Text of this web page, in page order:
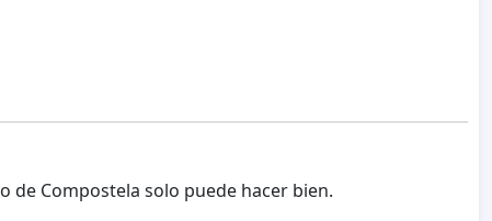
de Compostela solo puede hacer bien.